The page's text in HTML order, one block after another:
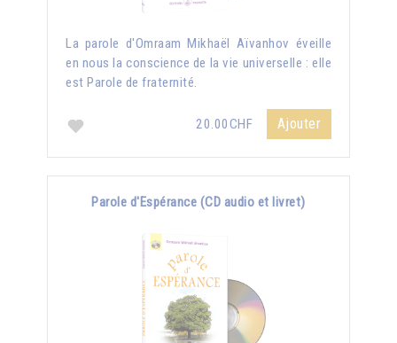
La parole d'Omraam Mikhaël Aïvanhov éveille
en nous la conscience de la vie universelle : elle
est Parole de fraternité.
20.00CHF Ajouter
Parole d'Espérance (CD audio et livret)